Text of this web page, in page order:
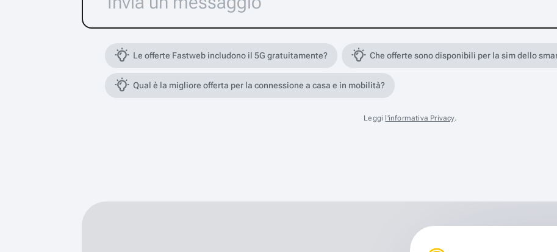
Le offerte Fastweb includono il 5G gratuitamente? Che offerte sono disponibili per la sim dello
Qual è la migliore offerta per la connessione a casa e in mobilità?
Leggi l'informativa Privacy.